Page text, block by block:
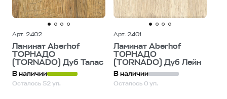
Арт. 2402
Ламинат Aberhof
ТОРНАДО
(TORNADO) Дуб Талас
В наличии
Осталось 52 уп.
Арт. 2401
Ламинат Aberhof
ТОРНАДО
(TORNADO) Дуб Лейн
В наличии
Осталось 0 уп.